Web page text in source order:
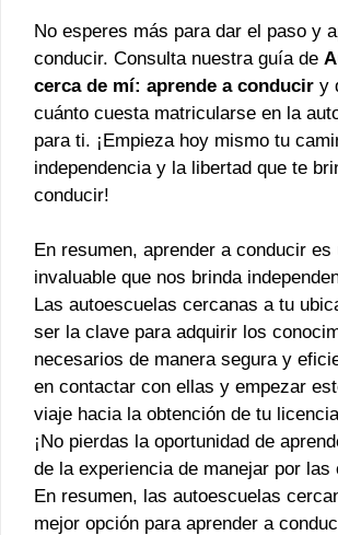
No esperes más para dar el paso y
conducir. Consulta nuestra guía de
cerca de mí: aprende a conducir y
cuánto cuesta matricularse en la
para ti. ¡Empieza hoy mismo tu
independencia y la libertad que te
conducir!
En resumen, aprender a conducir es
invaluable que nos brinda
Las autoescuelas cercanas a tu
ser la clave para adquirir los
necesarios de manera segura y
en contactar con ellas y empezar
viaje hacia la obtención de tu
¡No pierdas la oportunidad de
de la experiencia de manejar por las
En resumen, las autoescuelas
mejor opción para aprender a